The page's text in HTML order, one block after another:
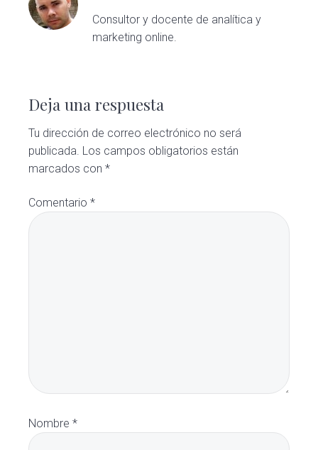
Consultor y docente de analítica y
marketing online.
con
los
lectores
Deja una respuesta
Tu dirección de correo electrónico no será
publicada. Los campos obligatorios están
marcados con*
Comentario*
Nombre*